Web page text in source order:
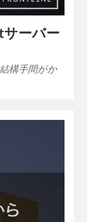
ーバー
構手間がか